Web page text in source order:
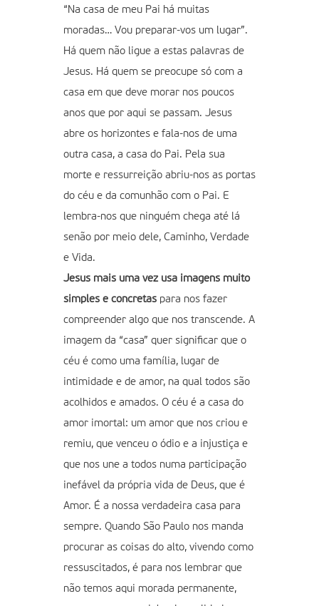
“Na casa de meu Pai há muitas
moradas… Vou preparar-vos um lugar”.
Há quem não ligue a estas palavras de
Jesus. Há quem se preocupe só com a
casa em que deve morar nos poucos
anos que por aqui se passam. Jesus
abre os horizontes e fala-nos de uma
outra casa, a casa do Pai. Pela sua
morte e ressurreição abriu-nos as portas
do céu e da comunhão com o Pai. E
lembra-nos que ninguém chega até lá
senão por meio dele, Caminho, Verdade
e Vida.
Jesus mais uma vez usa imagens muito
simples e concretas para nos fazer
compreender algo que nos transcende. A
imagem da “casa” quer significar que o
céu é como uma família, lugar de
intimidade e de amor, na qual todos são
acolhidos e amados. O céu é a casa do
amor imortal: um amor que nos criou e
remiu, que venceu o ódio e a injustiça e
que nos une a todos numa participação
inefável da própria vida de Deus, que é
Amor. É a nossa verdadeira casa para
sempre. Quando São Paulo nos manda
procurar as coisas do alto, vivendo como
ressuscitados, é para nos lembrar que
não temos aqui morada permanente,